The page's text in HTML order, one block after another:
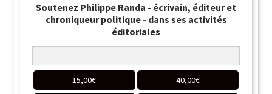
Soutenez Philippe Randa - écrivain, éditeur et
chroniqueur politique - dans ses activités
éditoriales
15,00€ 40,00€